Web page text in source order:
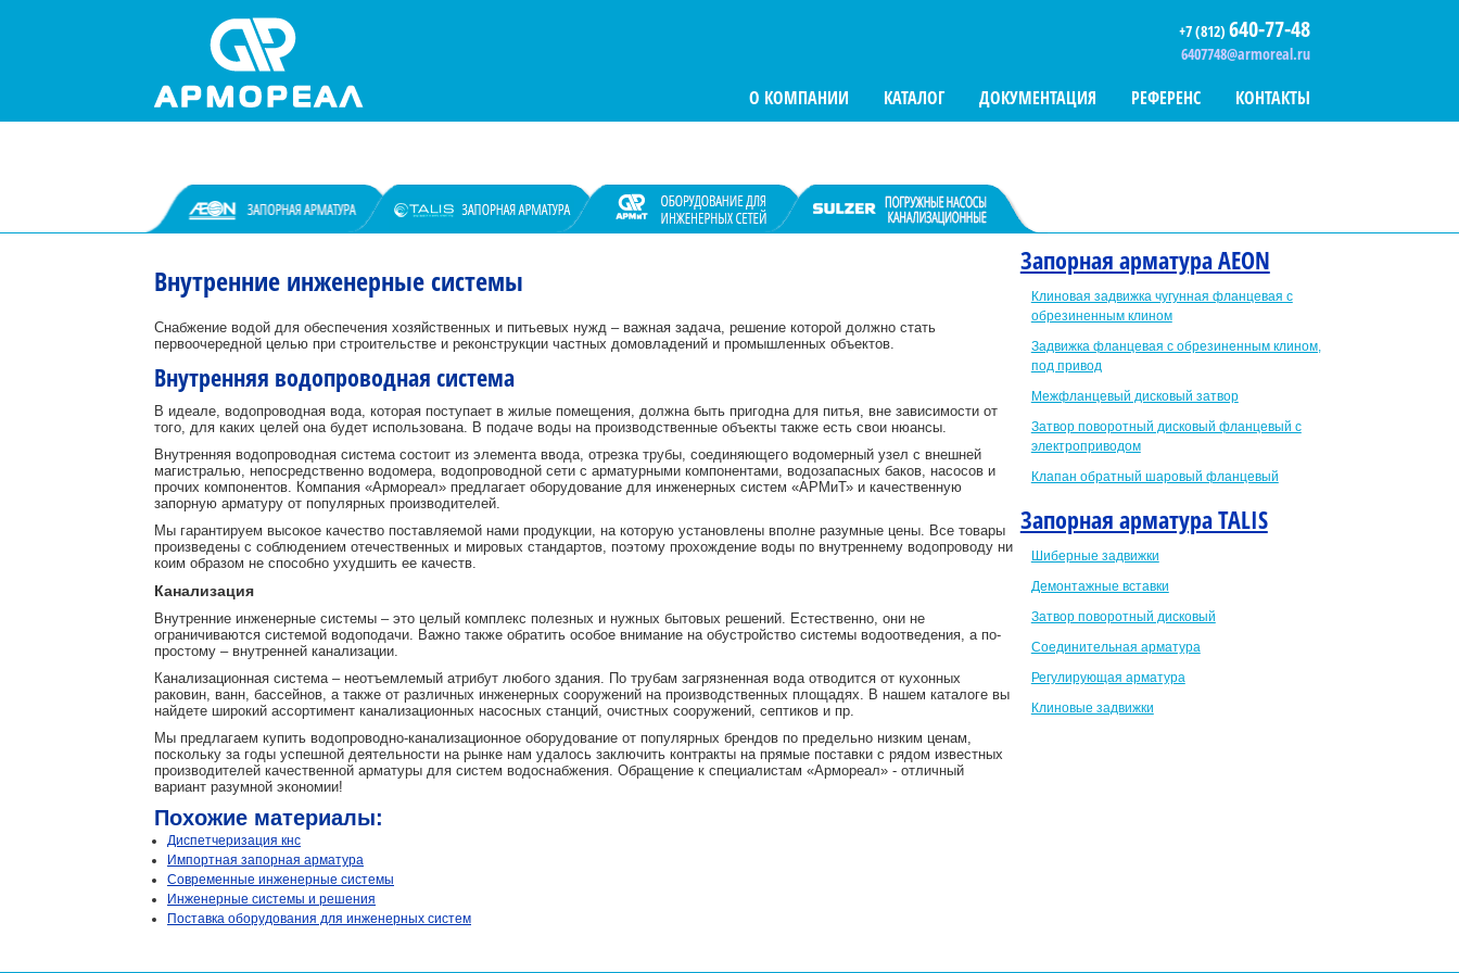
+7 (812) 640-77-48
6407748@armoreal.ru
О КОМПАНИИ КАТАЛОГ ДОКУМЕНТАЦИЯ РЕФЕРЕНС КОНТАКТЫ
Внутренние инженерные системы
Снабжение водой для обеспечения хозяйственных и питьевых нужд – важная задача, решение которой должно стать
первоочередной целью при строительстве и реконструкции частных домовладений и промышленных объектов.
Внутренняя водопроводная система
В идеале, водопроводная вода, которая поступает в жилые помещения, должна быть пригодна для питья, вне зависимости от
того, для каких целей она будет использована. В подаче воды на производственные объекты также есть свои нюансы.
Внутренняя водопроводная система состоит из элемента ввода, отрезка трубы, соединяющего водомерный узел с внешней
магистралью, непосредственно водомера, водопроводной сети с арматурными компонентами, водозапасных баков, насосов и
прочих компонентов. Компания «Армореал» предлагает оборудование для инженерных систем «АРМиТ» и качественную
запорную арматуру от популярных производителей.
Мы гарантируем высокое качество поставляемой нами продукции, на которую установлены вполне разумные цены. Все товары
произведены с соблюдением отечественных и мировых стандартов, поэтому прохождение воды по внутреннему водопроводу ни
коим образом не способно ухудшить ее качеств.
Канализация
Внутренние инженерные системы – это целый комплекс полезных и нужных бытовых решений. Естественно, они не
ограничиваются системой водоподачи. Важно также обратить особое внимание на обустройство системы водоотведения, а по-
простому – внутренней канализации.
Канализационная система – неотъемлемый атрибут любого здания. По трубам загрязненная вода отводится от кухонных
раковин, ванн, бассейнов, а также от различных инженерных сооружений на производственных площадях. В нашем каталоге вы
найдете широкий ассортимент канализационных насосных станций, очистных сооружений, септиков и пр.
Мы предлагаем купить водопроводно-канализационное оборудование от популярных брендов по предельно низким ценам,
поскольку за годы успешной деятельности на рынке нам удалось заключить контракты на прямые поставки с рядом известных
производителей качественной арматуры для систем водоснабжения. Обращение к специалистам «Армореал» - отличный
вариант разумной экономии!
Похожие материалы:
Диспетчеризация кнс
Импортная запорная арматура
Современные инженерные системы
Инженерные системы и решения
Поставка оборудования для инженерных систем
Запорная арматура AEON
Клиновая задвижка чугунная фланцевая с
обрезиненным клином
Задвижка фланцевая с обрезиненным клином,
под привод
Межфланцевый дисковый затвор
Затвор поворотный дисковый фланцевый с
электроприводом
Клапан обратный шаровый фланцевый
Запорная арматура TALIS
Шиберные задвижки
Демонтажные вставки
Затвор поворотный дисковый
Соединительная арматура
Регулирующая арматура
Клиновые задвижки